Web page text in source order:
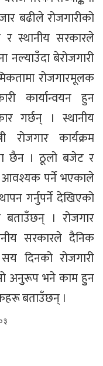
बढीले रोजगारीको
र स्थानीय सरकारले
नल्याउँदा बेरोजगारी
रोजगारमूलक
कार्यान्वयन हुन
गर्छन् । स्थानीय
रोजगार कार्यक्रम
छैन । ठूलो बजेट र
आवश्यक पर्ने भएकाले
गर्नुपर्ने देखिएको
। रोजगार
सरकारले दैनिक
दिनको रोजगारी
अनुुरूप भने काम हुुन
बताउँछन् ।